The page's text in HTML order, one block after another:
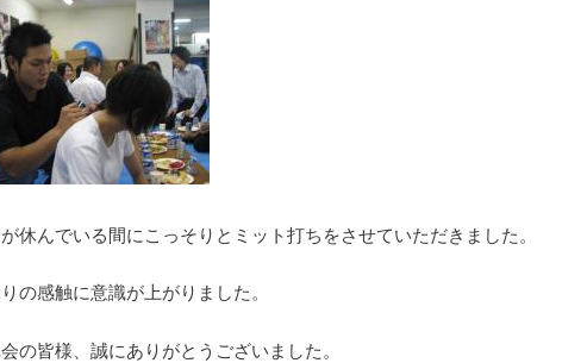
休んでいる間にこっそりとミット打ちをさせていただきました。
の感触に意識が上がりました。
の皆様、誠にありがとうございました。